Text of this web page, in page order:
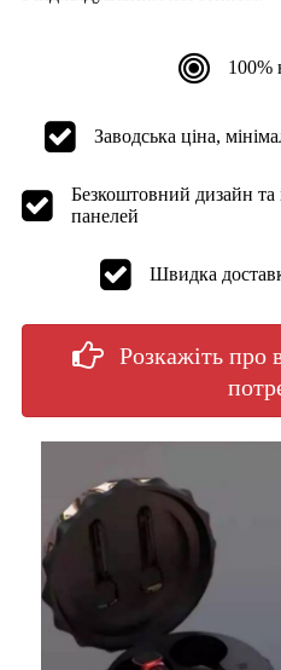
100%
Заводська ціна,
Безкоштовний дизайн та
панелей
Швидка
Розкажіть про